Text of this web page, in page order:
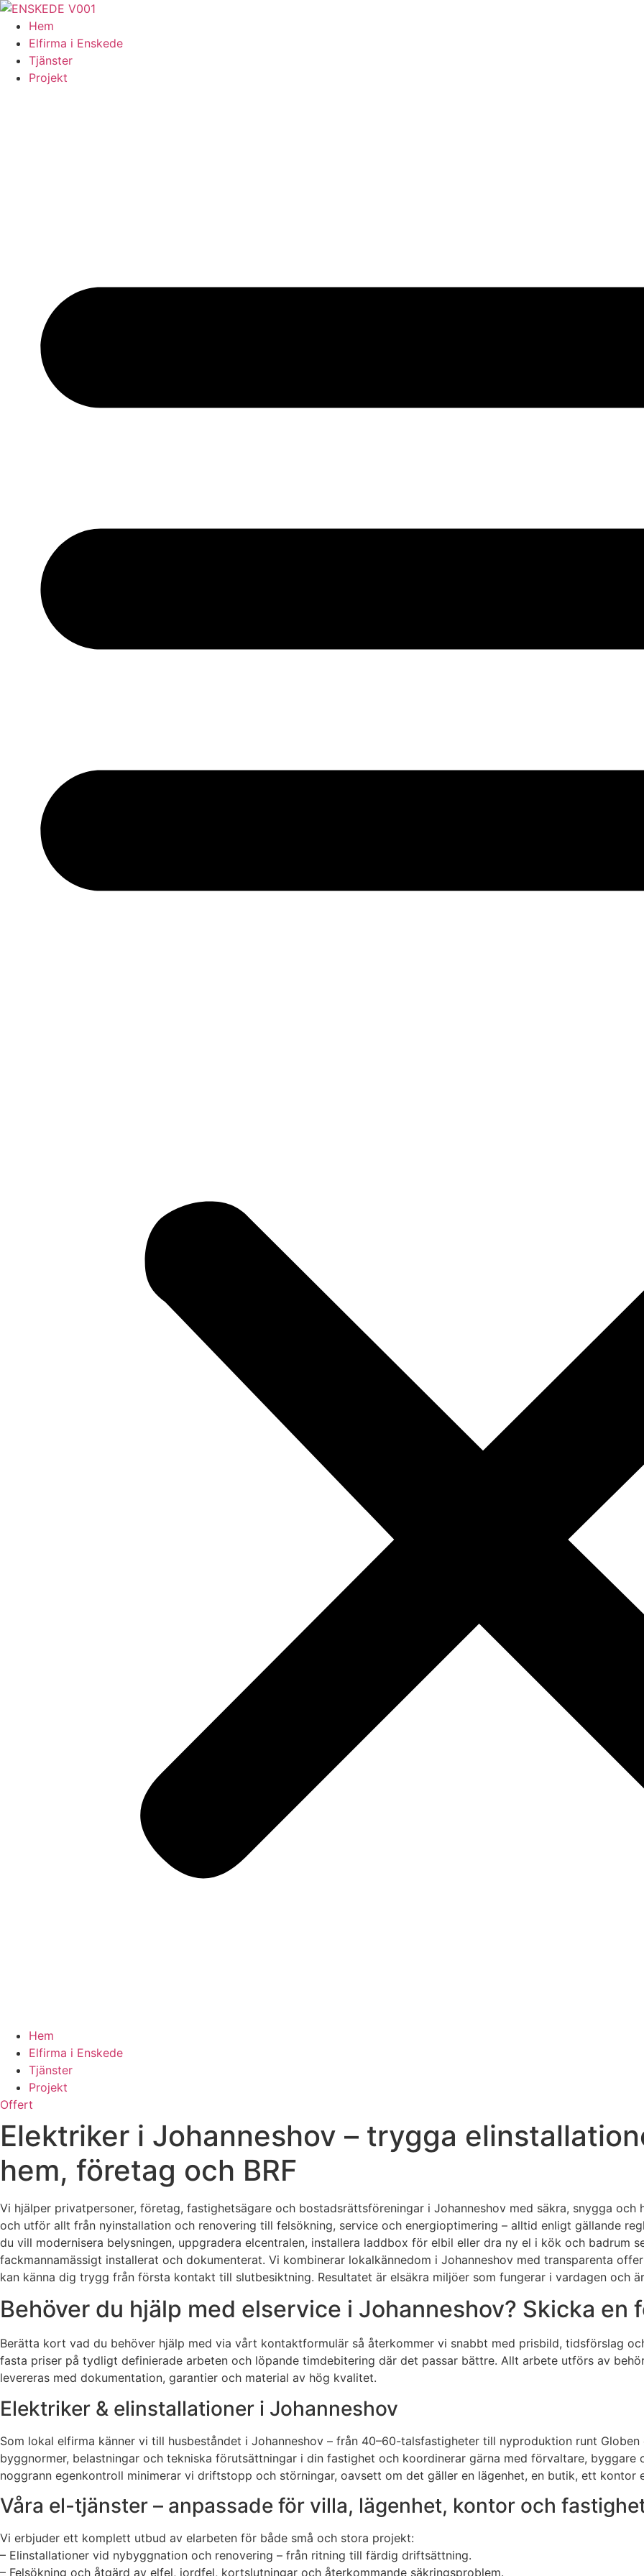
Skip
content
Hem
Elfirma i Enskede
Tjänster
Projekt
Hem
Elfirma i Enskede
Tjänster
Projekt
Offert
Elektriker i Johanneshov – trygga
hem, företag och BRF
Vi hjälper privatpersoner, företag, fastighetsägare och bostadsrättsföreningar i Johanneshov med säkra, snygga och
och utför allt från nyinstallation och renovering till felsökning, service och energioptimering – alltid enligt gällande
du vill modernisera belysningen, uppgradera elcentralen, installera laddbox för elbil eller dra ny el i kök och
fackmannamässigt installerat och dokumenterat. Vi kombinerar lokalkännedom i Johanneshov med transparenta
kan känna dig trygg från första kontakt till slutbesiktning. Resultatet är elsäkra miljöer som fungerar i vardagen och
Behöver du hjälp med elservice i Johanneshov? Skicka en
Berätta kort vad du behöver hjälp med via vårt kontaktformulär så återkommer vi snabbt med prisbild, tidsförslag
fasta priser på tydligt definierade arbeten och löpande timdebitering där det passar bättre. Allt arbete utförs av
levereras med dokumentation, garantier och material av hög kvalitet.
Elektriker & elinstallationer i Johanneshov
Som lokal elfirma känner vi till husbeståndet i Johanneshov – från 40–60-talsfastigheter till nyproduktion runt
byggnormer, belastningar och tekniska förutsättningar i din fastighet och koordinerar gärna med förvaltare,
noggrann egenkontroll minimerar vi driftstopp och störningar, oavsett om det gäller en lägenhet, en butik, ett kontor
Våra el-tjänster – anpassade för villa, lägenhet, kontor och
Vi erbjuder ett komplett utbud av elarbeten för både små och stora projekt:
– Elinstallationer vid nybyggnation och renovering – från ritning till färdig driftsättning.
– Felsökning och åtgärd av elfel, jordfel, kortslutningar och återkommande säkringsproblem.